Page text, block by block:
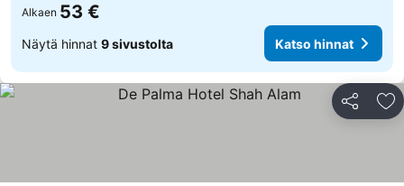
Alkaen 53 €
Näytä hinnat 9 sivustolta Katso hinnat
Jaa